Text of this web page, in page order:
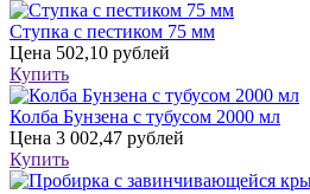
Ступка с пестиком 75 мм
Цена 502,10 рублей
Купить
Колба Бунзена с тубусом 2000 мл
Цена 3 002,47 рублей
Купить